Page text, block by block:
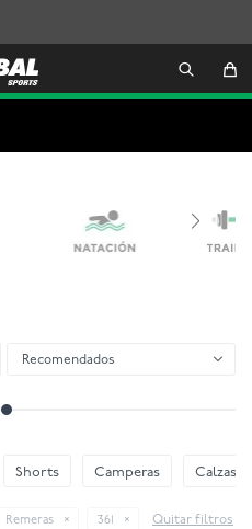
Recomendados
Shorts Camperas Calzas
Remeras 361 Quitar filtros